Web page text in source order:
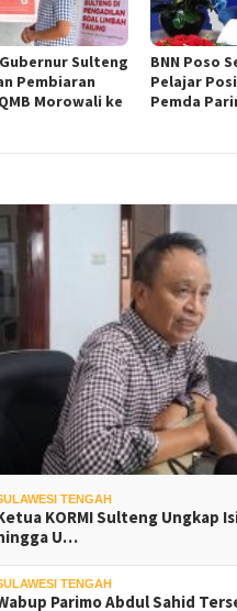
Sulteng
Pembiaran
Morowali ke
BNN Poso
Pelajar
Pemda
TENGAH
KORMI Sulteng Ungkap
U…
TENGAH
Parimo Abdul Sahid